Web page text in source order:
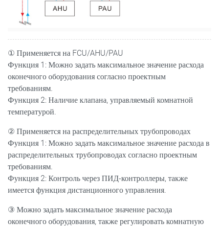
① Применяется на FCU/AHU/PAU
Функция 1: Можно задать максимальное значение расхода
оконечного оборудования согласно проектным
требованиям.
Функция 2: Наличие клапана, управляемый комнатной
температурой.
② Применяется на распределительных трубопроводах
Функция 1: Можно задать максимальное значение расхода в
распределительных трубопроводах согласно проектным
требованиям.
Функция 2: Контроль через ПИД-контроллеры, также
имеется функция дистанционного управления.
③ Можно задать максимальное значение расхода
оконечного оборудования, также регулировать комнатную